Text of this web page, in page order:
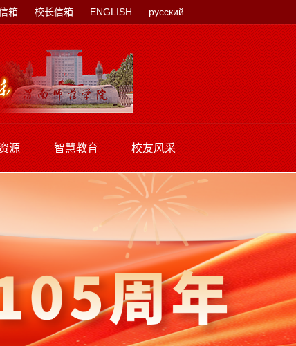
箱 校长信箱 ENGLISH русский
源 智慧教育 校友风采